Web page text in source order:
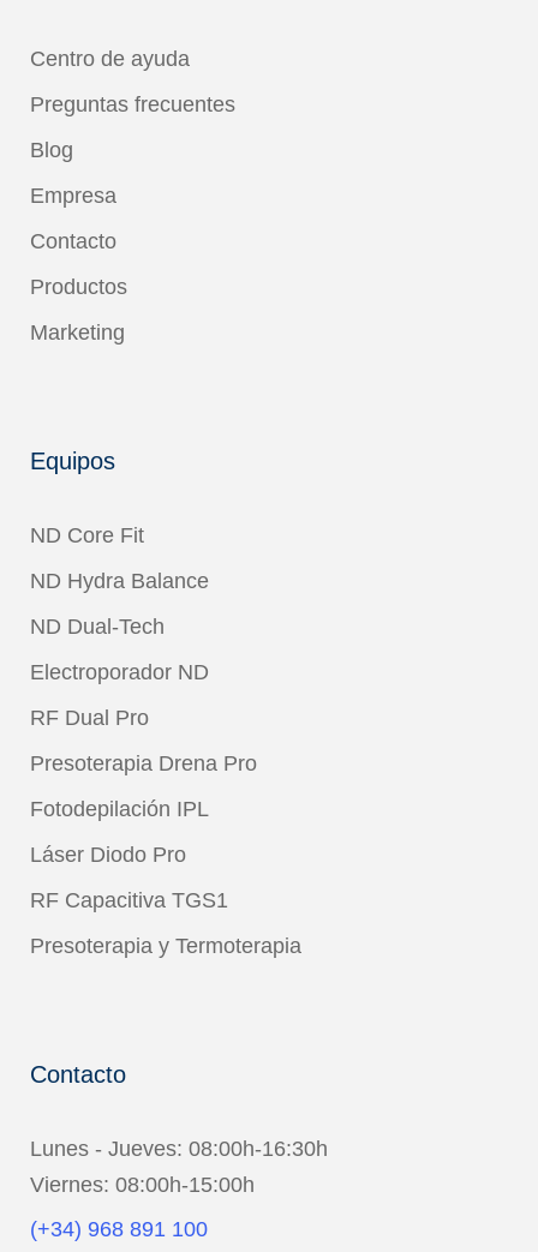
Centro de ayuda
Preguntas frecuentes
Blog
Empresa
Contacto
Productos
Marketing
Equipos
ND Core Fit
ND Hydra Balance
ND Dual-Tech
Electroporador ND
RF Dual Pro
Presoterapia Drena Pro
Fotodepilación IPL
Láser Diodo Pro
RF Capacitiva TGS1
Presoterapia y Termoterapia
Contacto
Lunes - Jueves: 08:00h-16:30h
Viernes: 08:00h-15:00h
(+34) 968 891 100